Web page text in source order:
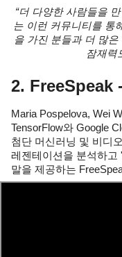
“더 다양한 사람들을
는 이런 커뮤니티를 통
을 가진 분들과 더 많
잠재력
2. FreeSpeak
Maria Pospelova, Wei
TensorFlow와 Google
첨단 머신러닝 및 비디
레젠테이션을 분석하고
말을 제공하는